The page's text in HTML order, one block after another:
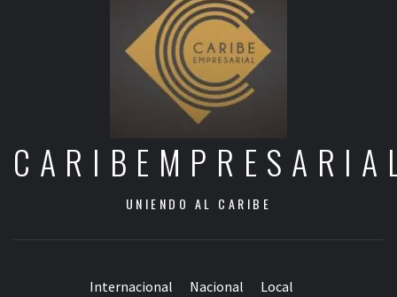
UNIENDO AL CARIBE
Internacional Nacional Local